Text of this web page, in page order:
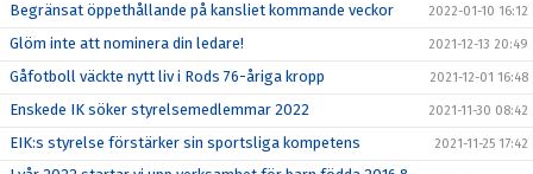
Begränsat öppethållande på kansliet kommande veckor 2022-01-10 16:12
Glöm inte att nominera din ledare! 2021-12-13 20:49
Gåfotboll väckte nytt liv i Rods 76-åriga kropp 2021-12-01 16:48
Enskede IK söker styrelsemedlemmar 2022 2021-11-30 08:42
EIK:s styrelse förstärker sin sportsliga kompetens 2021-11-25 17:42